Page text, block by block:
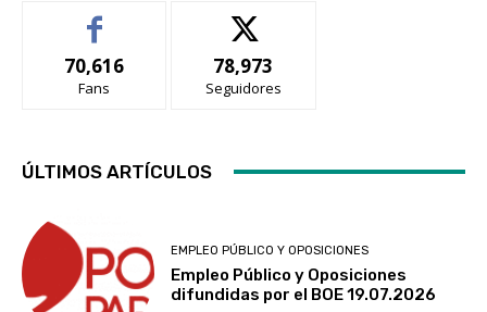
70,616
Fans
78,973
Seguidores
ÚLTIMOS ARTÍCULOS
EMPLEO PÚBLICO Y OPOSICIONES
Empleo Público y Oposiciones
difundidas por el BOE 19.07.2026